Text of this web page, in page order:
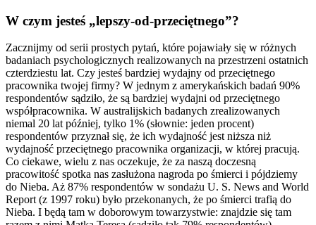
W czym jesteś „lepszy-od-przeciętnego”?
Zacznijmy od serii prostych pytań, które pojawiały się w różnych
badaniach psychologicznych realizowanych na przestrzeni ostatnich
czterdziestu lat. Czy jesteś bardziej wydajny od przeciętnego
pracownika twojej firmy? W jednym z amerykańskich badań 90%
respondentów sądziło, że są bardziej wydajni od przeciętnego
współpracownika. W australijskich badanych zrealizowanych
niemal 20 lat później, tylko 1% (słownie: jeden procent)
respondentów przyznał się, że ich wydajność jest niższa niż
wydajność przeciętnego pracownika organizacji, w której pracują.
Co ciekawe, wielu z nas oczekuje, że za naszą doczesną
pracowitość spotka nas zasłużona nagroda po śmierci i pójdziemy
do Nieba. Aż 87% respondentów w sondażu U. S. News and World
Report (z 1997 roku) było przekonanych, że po śmierci trafią do
Nieba. I będą tam w doborowym towarzystwie: znajdzie się tam